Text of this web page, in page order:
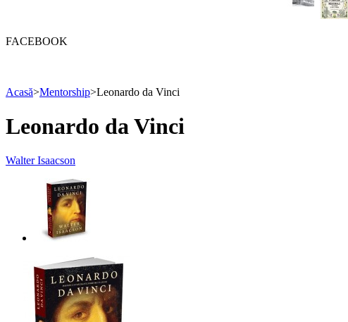
FACEBOOK
Acasă>Mentorship>Leonardo da Vinci
Leonardo da Vinci
Walter Isaacson